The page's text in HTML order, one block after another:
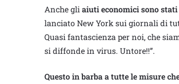
Anche gli aiuti economici sono
lanciato New York sui giornali di
Quasi fantascienza per noi, che
si diffonde in virus. Untore!!”.
Questo in barba a tutte le misure